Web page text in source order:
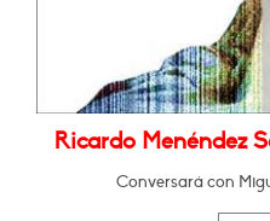
Ricardo Menéndez
Conversará con